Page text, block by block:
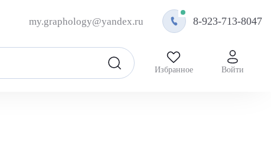
my.graphology@yandex.ru 8-923-713-8047
Избранное Войти